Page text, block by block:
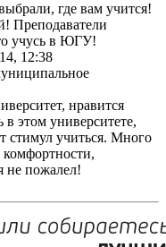
где вам учится!
Преподаватели
учусь в ЮГУ!
12:38
нравится
в этом университете,
стимул учиться. Много
не пожалел!